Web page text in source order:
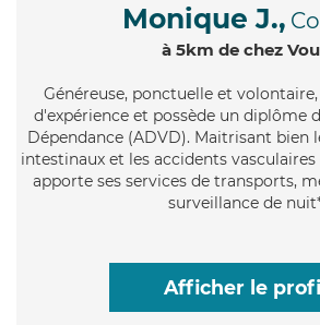
Monique J.,
à 5km de chez
Généreuse, ponctuelle et
d'expérience et possède un diplôme
Dépendance (ADVD). Maitrisant bien
intestinaux et les accidents
apporte ses services de transports,
surveillance de
Afficher le profil